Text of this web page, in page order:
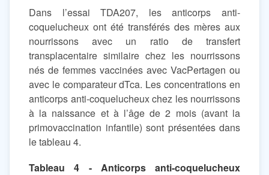
Dans l’essai TDA207, les anticorps anti-
coquelucheux ont été transférés des mères aux
nourrissons avec un ratio de transfert
transplacentaire similaire chez les nourrissons
nés de femmes vaccinées avec VacPertagen ou
avec le comparateur dTca. Les concentrations en
anticorps anti-coquelucheux chez les nourrissons
à la naissance et à l’âge de 2 mois (avant la
primovaccination infantile) sont présentées dans
le tableau 4.
Tableau 4 - Anticorps anti-coquelucheux